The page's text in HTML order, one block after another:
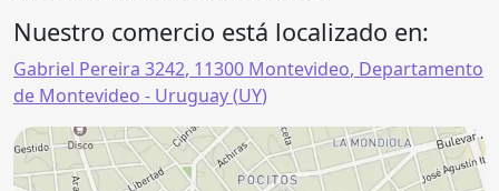
Nuestro comercio está localizado en:
Gabriel Pereira 3242, 11300 Montevideo, Departamento
de Montevideo - Uruguay (UY)